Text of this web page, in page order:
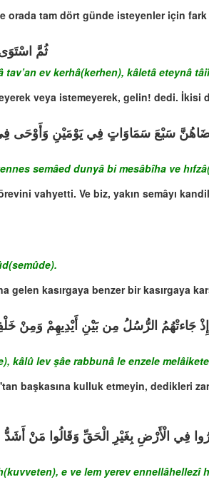
orada tam dört günde isteyenler için
ثُمَّ اسْتَوَى
ev kerhâ(kerhen), kâletâ eteynâ
veya istemeyerek, gelin! dedi. İkisi
سَبْعَ سَمَاوَاتٍ فِي يَوْمَيْنِ وَأَوْحَى فِي كُلِّ
semâed dunyâ bi mesâbîha ve
vahyetti. Ve biz, yakın semâyı
kasırgaya benzer bir kasırgaya
إِذْ جَاءتْهُمُ الرُّسُلُ مِن بَيْنِ أَيْدِيهِمْ وَمِنْ
kâlû lev şâe rabbunâ le enzele
başkasına kulluk etmeyin, dedikleri
فِي الْأَرْضِ بِغَيْرِ الْحَقِّ وَقَالُوا مَنْ أَشَدُّ
e ve lem yerev ennellâhellezî